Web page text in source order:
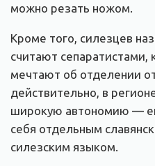
можно резать ножом.
Кроме того, силезцев
считают сепаратистами,
мечтают об отделении
действительно, в
широкую автономию —
себя отдельным
силезским языком.